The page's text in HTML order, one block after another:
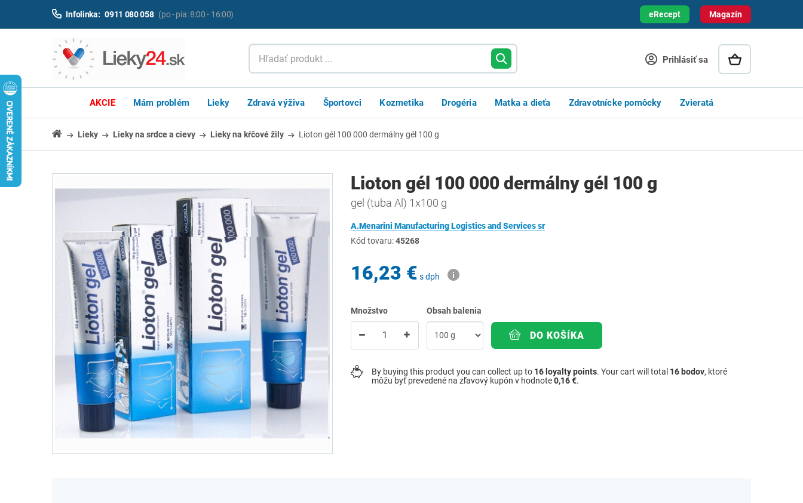
Magazín
Infolinka: 0911 080 058 (po - pia: 8:00 - 16:00) eRecept
Prihlásiť sa
AKCIE Mám problém Lieky Zdravá výživa Športovci Kozmetika Drogéria Matka a dieťa Zdravotnícke pomôcky Zvieratá
Lieky Lieky na srdce a cievy Lieky na kŕčové žily Lioton gél 100 000 dermálny gél 100 g
Lioton gél 100 000 dermálny gél 100 g
gel (tuba Al) 1x100 g
A.Menarini Manufacturing Logistics and Services sr
Kód tovaru:45268
16,23 € s dph
Množstvo Obsah balenia
DO KOŠÍKA
By buying this product you can collect up to 16 loyalty points. Your cart will total 16 bodov, ktoré
môžu byť prevedené na zľavový kupón v hodnote0,16 €.